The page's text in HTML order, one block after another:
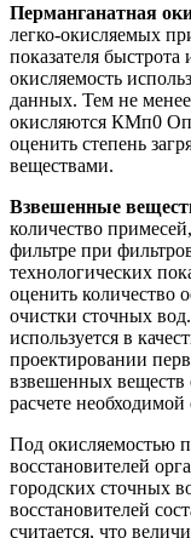
Перманганатная
легко-окисляемых
показателя
окисляемость
данных. Тем не
окисляются КМп0
оценить степень
веществами.
Взвешенные
количество
фильтре при
технологических
оценить количество
очистки сточных
используется в
проектировании
взвешенных
расчете
Под окисляемостью
восстановителей
городских сточных
восстановителей
считается, что